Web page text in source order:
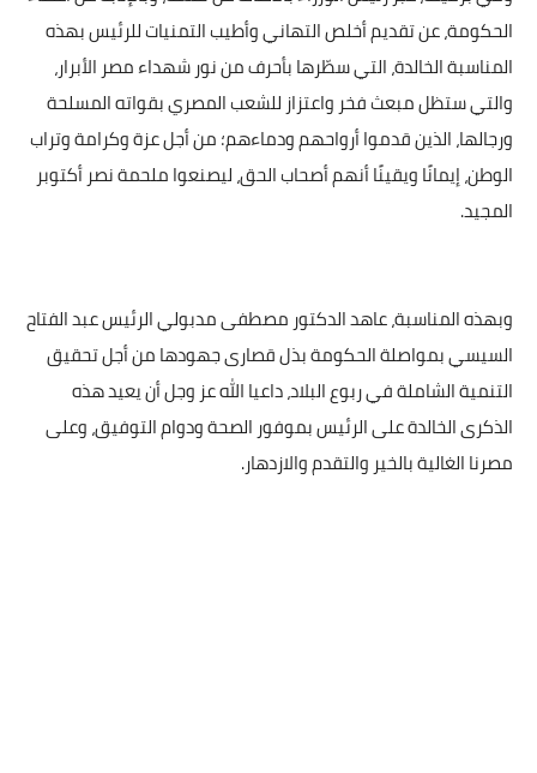
الحكومة، عن تقديم أخلص التهاني وأطيب التمنيات للرئيس بهذه
المناسبة الخالدة، التي سطّرها بأحرف من نور شهداء مصر الأبرار،
والتي ستظل مبعث فخر واعتزاز للشعب المصري بقواته المسلحة
ورجالها، الذين قدموا أرواحهم ودماءهم؛ من أجل عزة وكرامة وتراب
الوطن، إيمانًا ويقينًا أنهم أصحاب الحق، ليصنعوا ملحمة نصر أكتوبر
المجيد.
وبهذه المناسبة، عاهد الدكتور مصطفى مدبولي الرئيس عبد الفتاح
السيسي بمواصلة الحكومة بذل قصارى جهودها من أجل تحقيق
التنمية الشاملة في ربوع البلاد، داعيا الله عز وجل أن يعيد هذه
الذكرى الخالدة على الرئيس بموفور الصحة ودوام التوفيق، وعلى
مصرنا الغالية بالخير والتقدم والازدهار.